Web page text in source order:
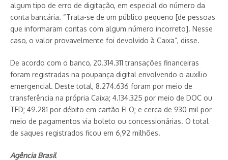
algum tipo de erro de digitação, em especial do número da
conta bancária. “Trata-se de um público pequeno [de pessoas
que informaram contas com algum número incorreto]. Nesse
caso, o valor provavelmente foi devolvido à Caixa”, disse.
De acordo com o banco, 20.314.311 transações financeiras
foram registradas na poupança digital envolvendo o auxílio
emergencial. Deste total, 8.274.636 foram por meio de
transferência na própria Caixa; 4.134.325 por meio de DOC ou
TED; 49.281 por débito em cartão ELO; e cerca de 930 mil por
meio de pagamentos via boleto ou concessionárias. O total
de saques registrados ficou em 6,92 milhões.
Agência Brasil